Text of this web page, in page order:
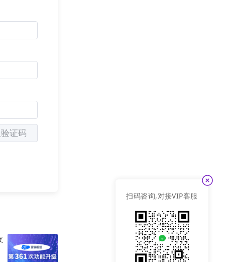
也慢慢的影
户通常需要
的内容生态
即时性和影
户。这种
证码
扫码咨询,对接VIP客服